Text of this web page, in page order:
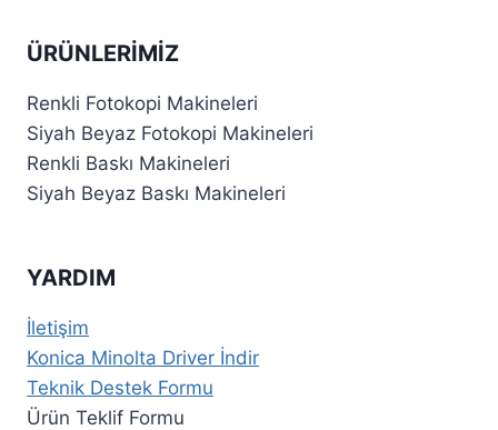
ÜRÜNLERIMIZ
Renkli Fotokopi Makineleri
Siyah Beyaz Fotokopi Makineleri
Renkli Baskı Makineleri
Siyah Beyaz Baskı Makineleri
YARDIM
İletişim
Konica Minolta Driver İndir
Teknik Destek Formu
Ürün Teklif Formu